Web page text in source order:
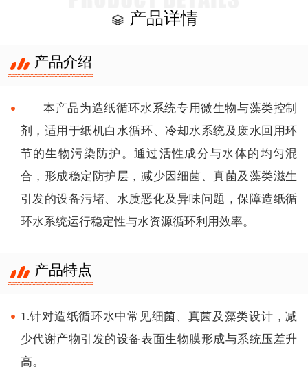
产品详情
产品介绍
本产品为造纸循环水系统专用微生物与藻类控制
剂，适用于纸机白水循环、冷却水系统及废水回用环
节的生物污染防护。通过活性成分与水体的均匀混
合，形成稳定防护层，减少因细菌、真菌及藻类滋生
引发的设备污堵、水质恶化及异味问题，保障造纸循
环水系统运行稳定性与水资源循环利用效率。
产品特点
1.针对造纸循环水中常见细菌、真菌及藻类设计，减
少代谢产物引发的设备表面生物膜形成与系统压差升
高。